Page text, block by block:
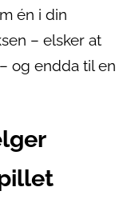
én i din
– elsker at
og endda til en